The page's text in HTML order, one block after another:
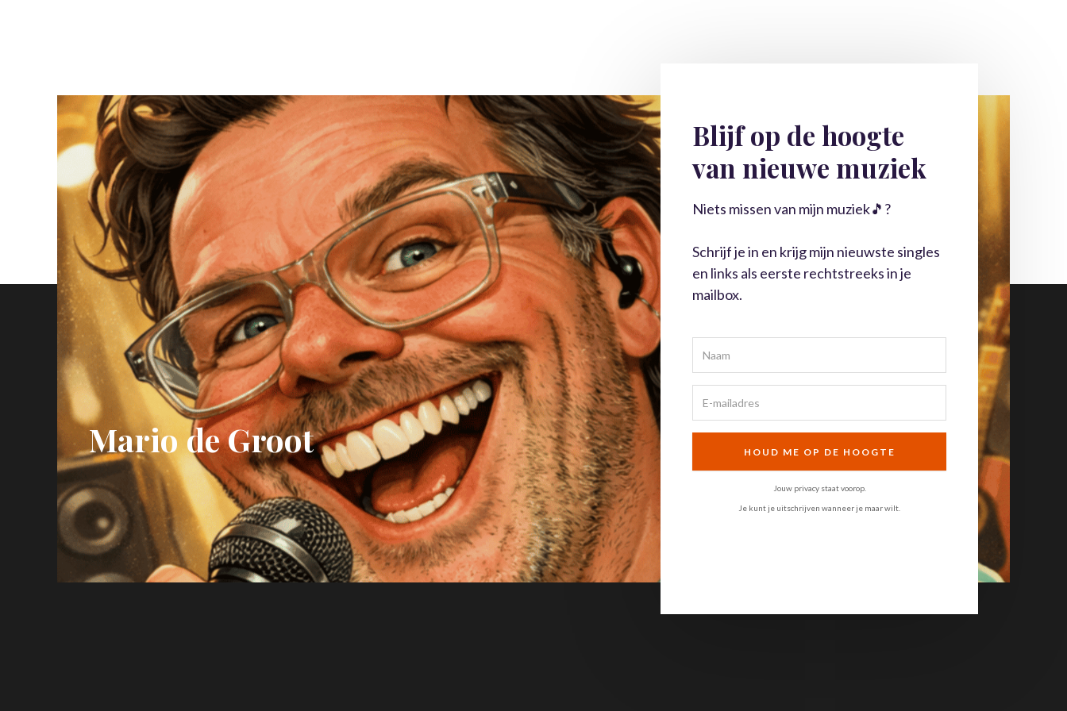
Mario de Groot
Blijf op de hoogte
van nieuwe muziek
Niets missen van mijn muziek🎵?
Schrijf je in en krijg mijn nieuwste singles
en links als eerste rechtstreeks in je
mailbox.
HOUD ME OP DE HOOGTE
Jouw privacy staat voorop.
Je kunt je uitschrijven wanneer je maar wilt.